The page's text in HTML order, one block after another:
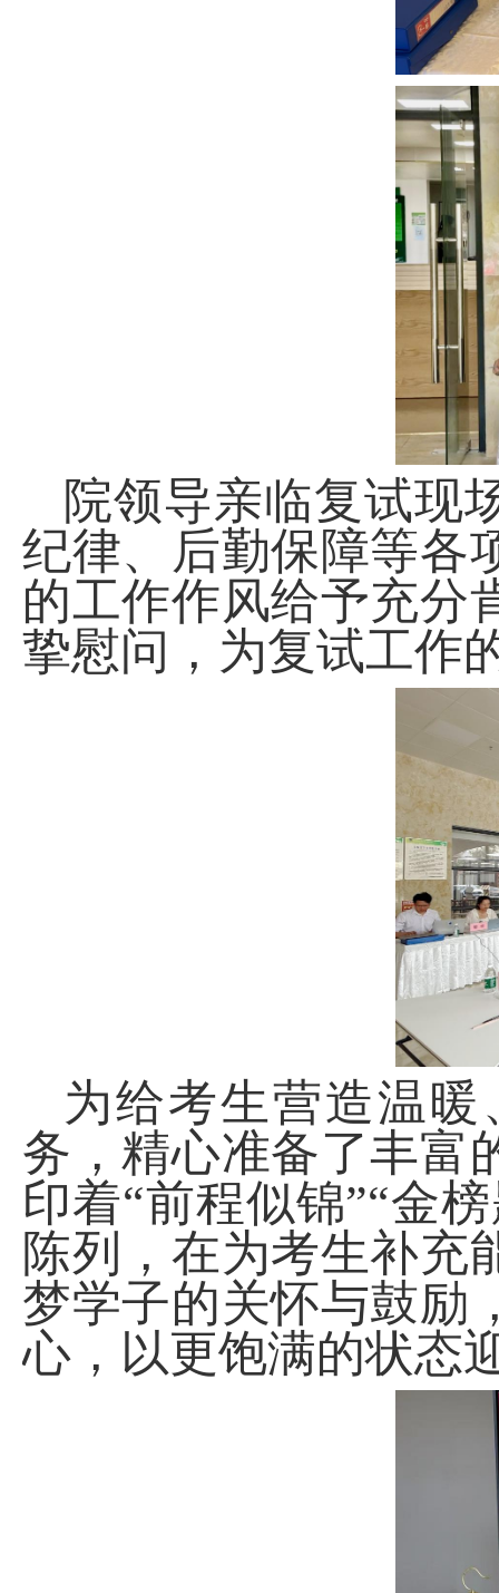
院领导亲临复试现
纪律、后勤保障等各
的工作作风给予充分
挚慰问，为复试工作
为给考生营造温
务，精心准备了丰富
印着“前程似锦”“金
陈列，在为考生补充
梦学子的关怀与鼓励
心，以更饱满的状态